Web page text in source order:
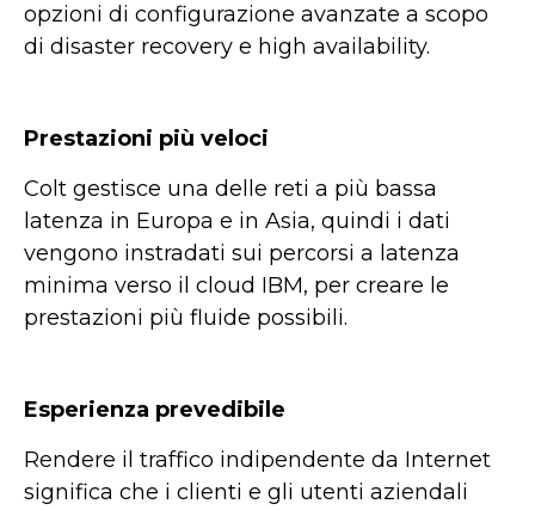
opzioni di configurazione avanzate a scopo
di disaster recovery e high availability.
Prestazioni più veloci
Colt gestisce una delle reti a più bassa
latenza in Europa e in Asia, quindi i dati
vengono instradati sui percorsi a latenza
minima verso il cloud IBM, per creare le
prestazioni più fluide possibili.
Esperienza prevedibile
Rendere il traffico indipendente da Internet
significa che i clienti e gli utenti aziendali